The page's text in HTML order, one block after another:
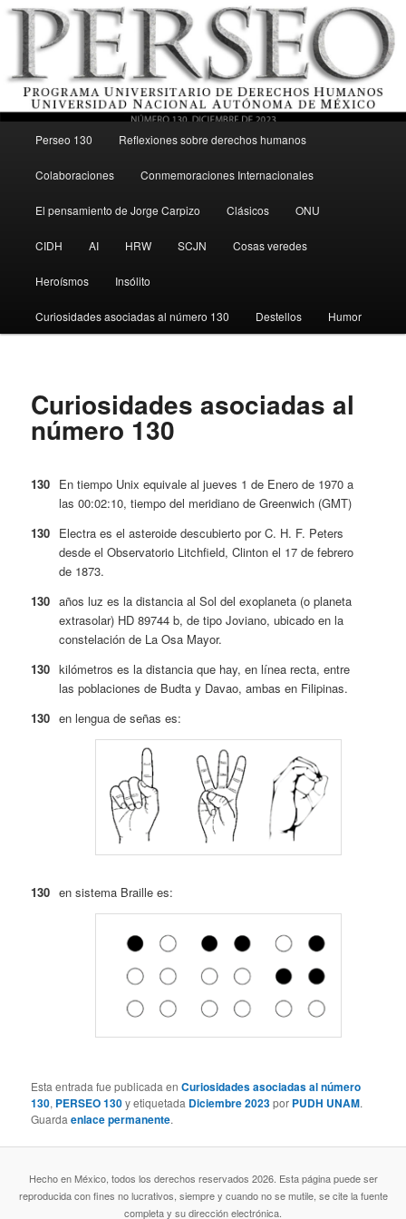
Perseo – PUDH UNAM
Ir al contenido secundario
Perseo 130 Reflexiones sobre derechos humanos
Colaboraciones Conmemoraciones Internacionales
El pensamiento de Jorge Carpizo Clásicos ONU
CIDH AI HRW SCJN Cosas veredes
Heroísmos Insólito
Curiosidades asociadas al número 130 Destellos Humor
Curiosidades asociadas al
número 130
130 En tiempo Unix equivale al jueves 1 de Enero de 1970 a
las 00:02:10, tiempo del meridiano de Greenwich (GMT)
130 Electra es el asteroide descubierto por C. H. F. Peters
desde el Observatorio Litchfield, Clinton el 17 de febrero
de 1873.
130 años luz es la distancia al Sol del exoplaneta (o planeta
extrasolar) HD 89744 b, de tipo Joviano, ubicado en la
constelación de La Osa Mayor.
130 kilómetros es la distancia que hay, en línea recta, entre
las poblaciones de Budta y Davao, ambas en Filipinas.
130 en lengua de señas es:
130 en sistema Braille es:
Esta entrada fue publicada enCuriosidades asociadas al número
130, PERSEO 130y etiquetada Diciembre 2023por PUDH UNAM.
Guardaenlace permanente.
Hecho en México, todos los derechos reservados 2026. Esta página puede ser
reproducida con fines no lucrativos, siempre y cuando no se mutile, se cite la fuente
completa y su dirección electrónica.